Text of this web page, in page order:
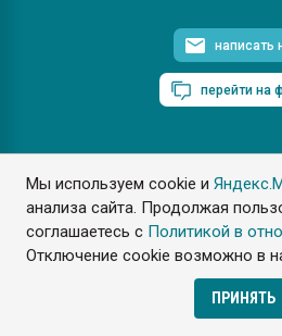
Мы используем cookie и
анализа сайта. Продолжая
соглашаетесь с Политикой в
Отключение cookie возможно в
ПРИНЯТЬ
написать
перейти на
ПластЭксперт © 2006. Все
Разрешается копирование
ссылкой на www.e-
Разработка сайта